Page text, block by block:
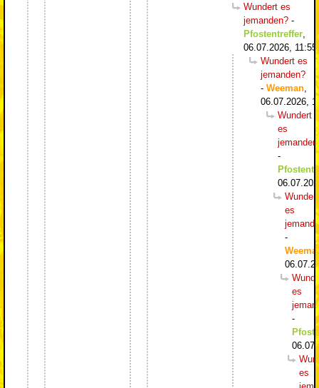
Wundert es
jemanden? -
Pfostentreffer
06.07.2026, 11:55
Wundert es
jemanden?
- Weeman
06.07.2026,
Wundert
es
-
Wundert
es
-
es
-
es